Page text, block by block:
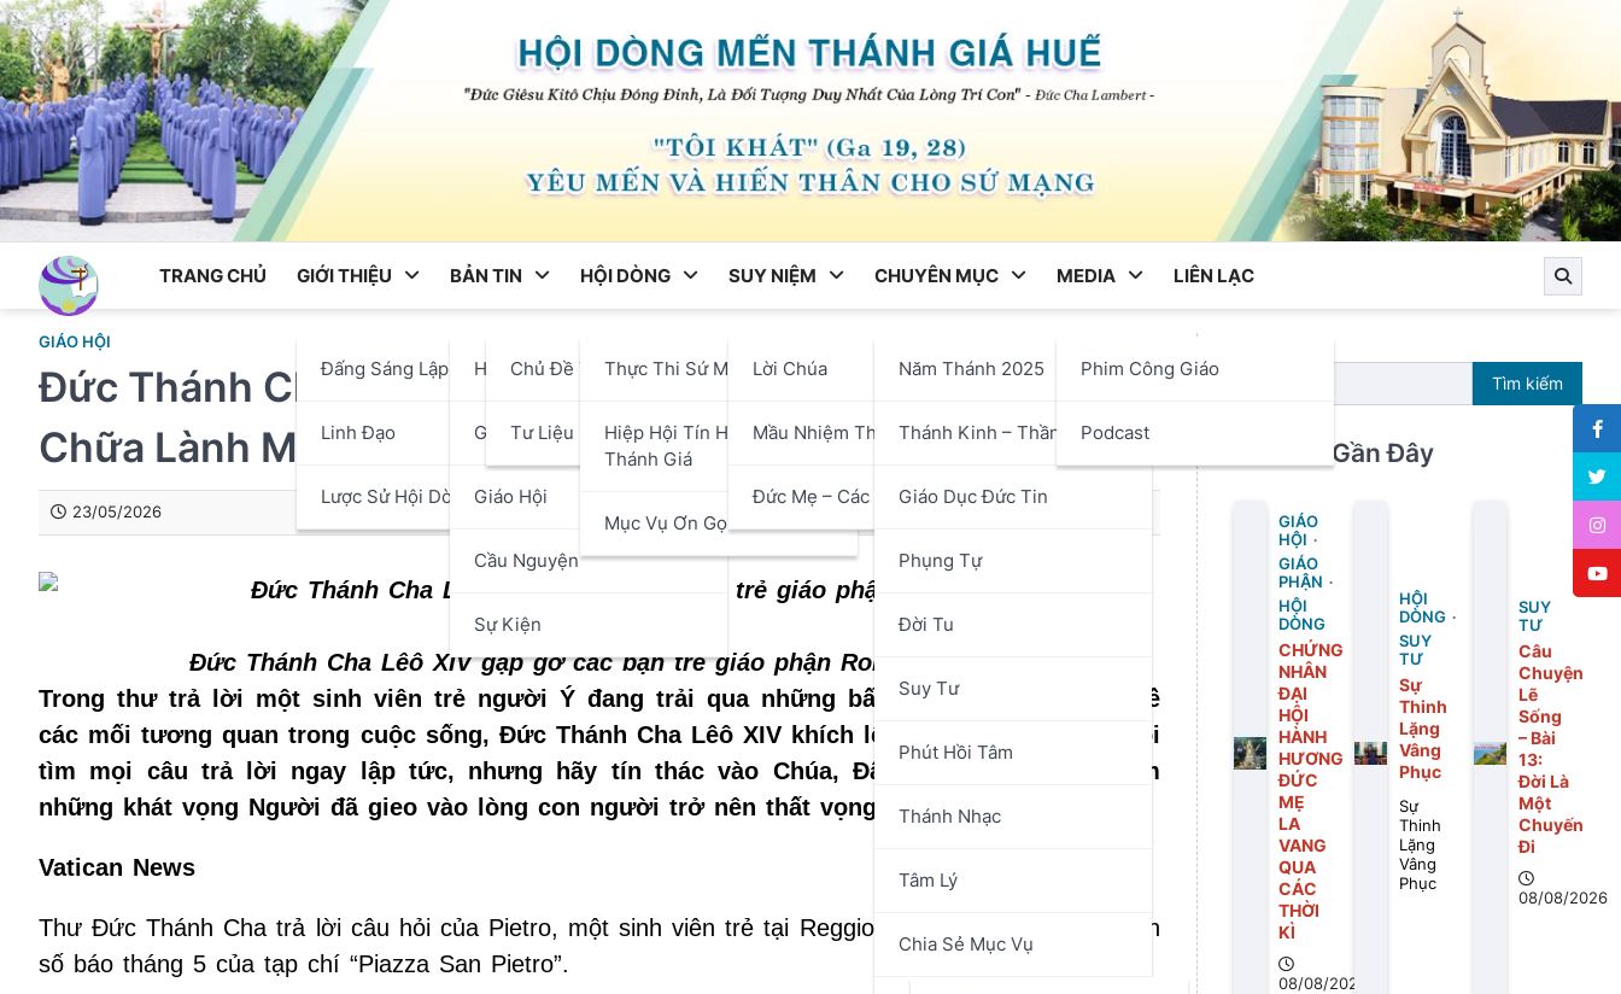
Skip
to
content
TRANG CHỦ GIỚI THIỆU
Đấng Sáng Lập
Linh Đạo
Lược Sử Hội Dòng
BẢN TIN
Hội Dòng
Chủ Đề Tháng
Tư Liệu
Giáo Phận
Giáo Hội
Cầu Nguyện
Sự Kiện
HỘI DÒNG
Thực Thi Sứ Mạng
Hiệp Hội Tín Hữu Mến
Thánh Giá
Mục Vụ Ơn Gọi
SUY NIỆM
Lời Chúa
Mầu Nhiệm Thánh Giá
Đức Mẹ – Các Thánh
CHUYÊN MỤC
Năm Thánh 2025
Thánh Kinh – Thần Học
Giáo Dục Đức Tin
Phụng Tự
Đời Tu
Suy Tư
Phút Hồi Tâm
Thánh Nhạc
Tâm Lý
Chia Sẻ Mục Vụ
MEDIA
Phim Công Giáo
Podcast
LIÊN LẠC
GIÁO HỘI
Đức Thánh Cha Nói Với Một Người Trẻ Bất An: “Thời Gian
Chữa Lành Mọi Vết Thương”
23/05/2026
Đức Thánh Cha Lêô XIV gặp gỡ các bạn trẻ giáo phận Roma (ANSA)
Trong thư trả lời một sinh viên trẻ người Ý đang trải qua những bất an và hoang mang về
các mối tương quan trong cuộc sống, Đức Thánh Cha Lêô XIV khích lệ bạn trẻ đừng nóng vội
tìm mọi câu trả lời ngay lập tức, nhưng hãy tín thác vào Chúa, Đấng không bao giờ làm
những khát vọng Người đã gieo vào lòng con người trở nên thất vọng.
Vatican News
Thư Đức Thánh Cha trả lời câu hỏi của Pietro, một sinh viên trẻ tại Reggio Calabria, được đăng trên
số báo tháng 5 của tạp chí “Piazza San Pietro”.
Tìm kiếm
Bài Viết Gần Đây
GIÁO
HỘI
GIÁO
PHẬN
HỘI
DÒNG
CHỨNG
NHÂN
ĐẠI
HỘI
HÀNH
HƯƠNG
ĐỨC
MẸ
LA
VANG
QUA
CÁC
THỜI
KÌ
08/08/2026
HỘI
DÒNG
SUY
TƯ
Sự
Thinh
Lặng
Vâng
Phục
Sự
Thinh
Lặng
Vâng
Phục
SUY
TƯ
Câu
Chuyện
Lẽ
Sống
– Bài
13:
Ðời Là
Một
Chuyến
Ði
08/08/2026